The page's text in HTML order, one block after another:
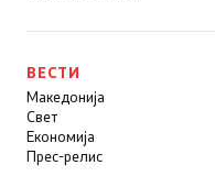
ВЕСТИ
Македонија
Свет
Економија
Прес-релис